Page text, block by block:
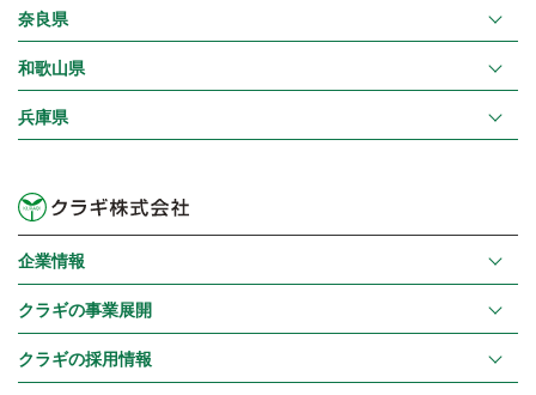
奈良県
和歌山県
兵庫県
企業情報
クラギの事業展開
クラギの採用情報